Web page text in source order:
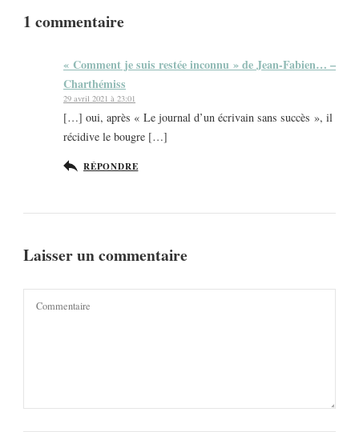
1 commentaire
« Comment je suis restée inconnu » de Jean-Fabien… –
Charthémiss
29 avril 2021 à 23:01
[…] oui, après « Le journal d’un écrivain sans succès », il
récidive le bougre […]
RÉPONDRE
Laisser un commentaire